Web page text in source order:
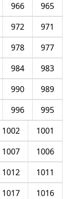
965
966
971
972
977
978
983
984
989
990
995
996
1001
1002
1006
1007
1011
1012
1016
1017